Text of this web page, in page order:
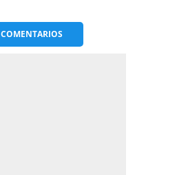
COMENTARIOS